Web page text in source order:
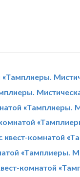
«Тамплиеры.
комнатой
«Тамплиеры.
комнатой